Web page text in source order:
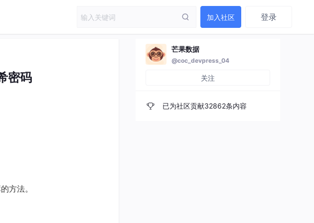
加入社区 登录
密码
方法。
芒果数据
@coc_devpress_04
关注
已为社区贡献32862条内容